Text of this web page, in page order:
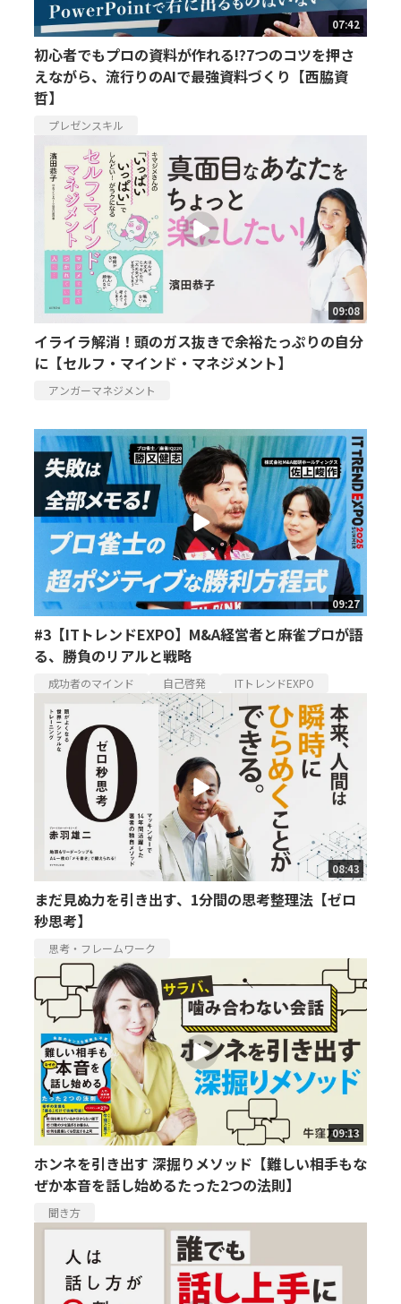
07:42
初心者でもプロの資料が作れる!?7つのコツを押さ
えながら、流行りのAIで最強資料づくり【西脇資
哲】
プレゼンスキル
09:08
イライラ解消！頭のガス抜きで余裕たっぷりの自分
に【セルフ・マインド・マネジメント】
アンガーマネジメント
09:27
#3【ITトレンドEXPO】M&A経営者と麻雀プロが語
る、勝負のリアルと戦略
成功者のマインド 自己啓発 ITトレンドEXPO
08:43
まだ見ぬ力を引き出す、1分間の思考整理法【ゼロ
秒思考】
思考・フレームワーク
09:13
ホンネを引き出す 深掘りメソッド【難しい相手もな
ぜか本音を話し始めるたった2つの法則】
聞き方